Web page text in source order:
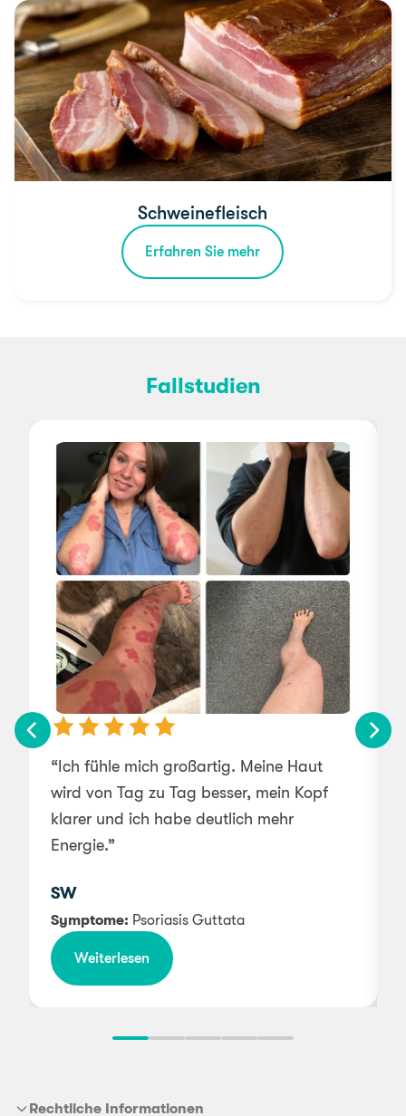
Schweinefleisch
Erfahren Sie mehr
Fallstudien
“Ich fühle mich großartig. Meine Haut
wird von Tag zu Tag besser, mein Kopf
klarer und ich habe deutlich mehr
Energie.”
SW
Symptome: Psoriasis Guttata
Weiterlesen
Rechtliche Informationen